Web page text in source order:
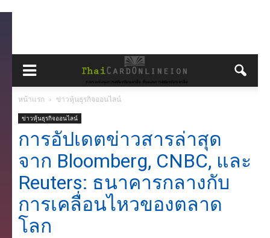
หน้าแรก ข่าวหุ้นธุรกิจออนไลน์
ข่าวหุ้นธุรกิจออนไลน์
การอัปเดตข่าวสารล่าสุด
จาก Bloomberg, CNBC, และ
Reuters: ธนาคารกลางกับ
การเคลื่อนไหวของตลาด
โลก